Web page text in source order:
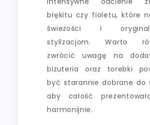
błękitu czy fioletu, które
świeżości i
stylizacjom. Warto
zwrócić uwagę na
biżuteria oraz torebki
być starannie dobrane do
aby całość
harmonijnie.